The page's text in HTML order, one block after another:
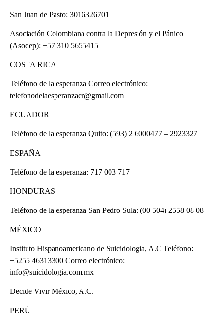
San Juan de Pasto: 3016326701
Asociación Colombiana contra la Depresión y el Pánico
(Asodep): +57 310 5655415
COSTA RICA
Teléfono de la esperanza Correo electrónico:
telefonodelaesperanzacr@gmail.com
ECUADOR
Teléfono de la esperanza Quito: (593) 2 6000477 – 2923327
ESPAÑA
Teléfono de la esperanza: 717 003 717
HONDURAS
Teléfono de la esperanza San Pedro Sula: (00 504) 2558 08 08
MÉXICO
Instituto Hispanoamericano de Suicidologia, A.C Teléfono:
+5255 46313300 Correo electrónico:
info@suicidologia.com.mx
Decide Vivir México, A.C.
PERÚ